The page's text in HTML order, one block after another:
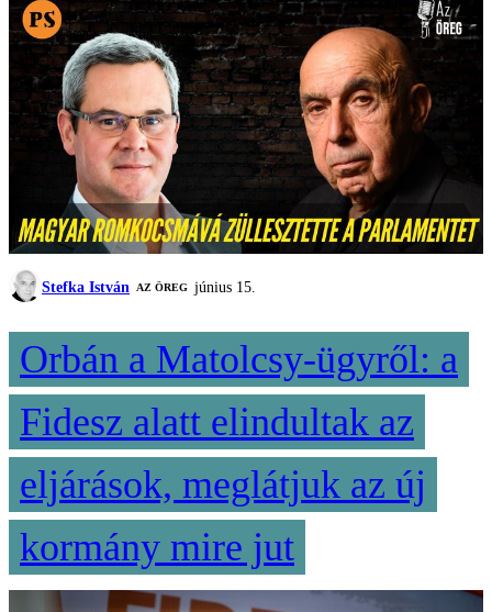
Stefka István AZ ÖREG június 15.
Orbán a Matolcsy-ügyről: a
Fidesz alatt elindultak az
eljárások, meglátjuk az új
kormány mire jut